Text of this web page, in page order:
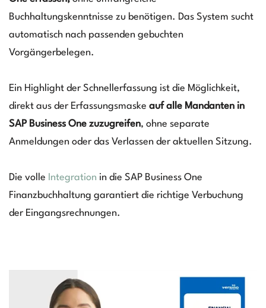
Buchhaltungskenntnisse zu benötigen. Das System sucht
automatisch nach passenden gebuchten
Vorgängerbelegen.
Ein Highlight der Schnellerfassung ist die Möglichkeit,
direkt aus der Erfassungsmaske auf alle Mandanten in
SAP Business One zuzugreifen, ohne separate
Anmeldungen oder das Verlassen der aktuellen Sitzung.
Die volle Integration in die SAP Business One
Finanzbuchhaltung garantiert die richtige Verbuchung
der Eingangsrechnungen.